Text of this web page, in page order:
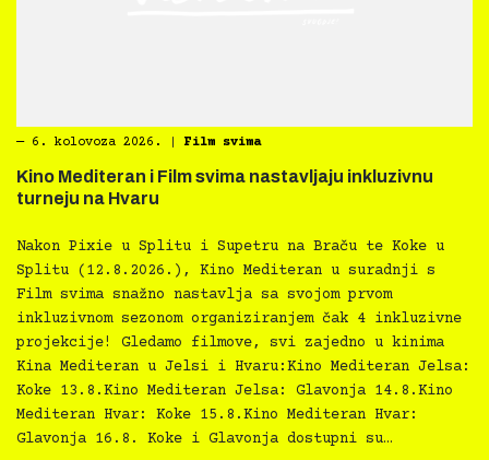
― 6. kolovoza 2026. Film svima
Kino Mediteran i Film svima nastavljaju inkluzivnu
turneju na Hvaru
Nakon Pixie u Splitu i Supetru na Braču te Koke u
Splitu (12.8.2026.), Kino Mediteran u suradnji s
Film svima snažno nastavlja sa svojom prvom
inkluzivnom sezonom organiziranjem čak 4 inkluzivne
projekcije! Gledamo filmove, svi zajedno u kinima
Kina Mediteran u Jelsi i Hvaru:Kino Mediteran Jelsa:
Koke 13.8.Kino Mediteran Jelsa: Glavonja 14.8.Kino
Mediteran Hvar: Koke 15.8.Kino Mediteran Hvar:
Glavonja 16.8. Koke i Glavonja dostupni su…